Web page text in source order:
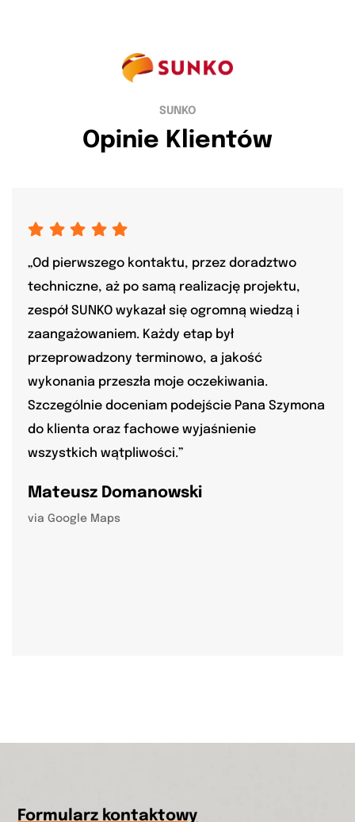
SUNKO
Opinie Klientów
„Od pierwszego kontaktu, przez doradztwo
techniczne, aż po samą realizację projektu,
zespół SUNKO wykazał się ogromną wiedzą i
zaangażowaniem. Każdy etap był
przeprowadzony terminowo, a jakość
wykonania przeszła moje oczekiwania.
Szczególnie doceniam podejście Pana Szymona
do klienta oraz fachowe wyjaśnienie
wszystkich wątpliwości.”
Mateusz Domanowski
via Google Maps
Formularz kontaktowy